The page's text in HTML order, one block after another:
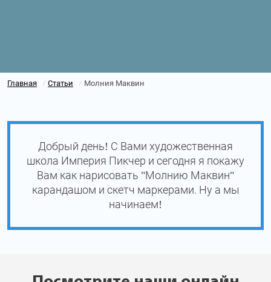
Главная / Статьи / Молния Маквин
Добрый день! С Вами художественная
школа Империя Пикчер и сегодня я покажу
Вам как нарисовать "Молнию Маквин"
карандашом и скетч маркерами. Ну а мы
начинаем!